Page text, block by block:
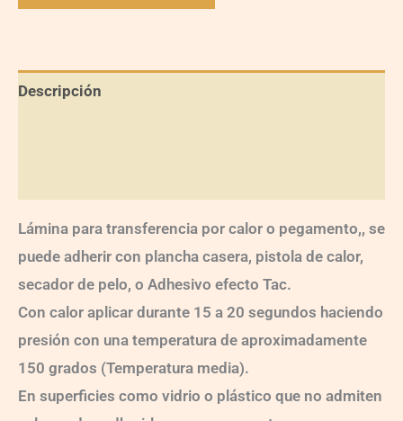
Descripción
Lámina para transferencia por calor o pegamento,, se
puede adherir con plancha casera, pistola de calor,
secador de pelo, o Adhesivo efecto Tac.
Con calor aplicar durante 15 a 20 segundos haciendo
presión con una temperatura de aproximadamente
150 grados (Temperatura media).
En superficies como vidrio o plástico que no admiten